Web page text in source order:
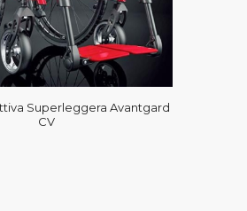
Superleggera Avantgard
CV